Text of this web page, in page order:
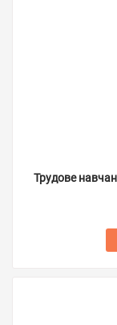
Трудове